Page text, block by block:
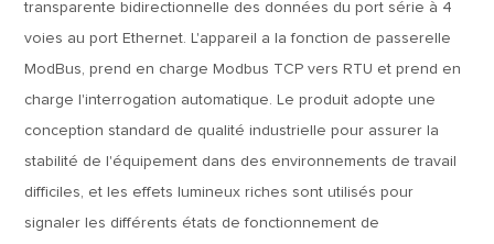
transparente bidirectionnelle des données du port série à 4
voies au port Ethernet. L'appareil a la fonction de passerelle
ModBus, prend en charge Modbus TCP vers RTU et prend en
charge l'interrogation automatique. Le produit adopte une
conception standard de qualité industrielle pour assurer la
stabilité de l'équipement dans des environnements de travail
difficiles, et les effets lumineux riches sont utilisés pour
signaler les différents états de fonctionnement de